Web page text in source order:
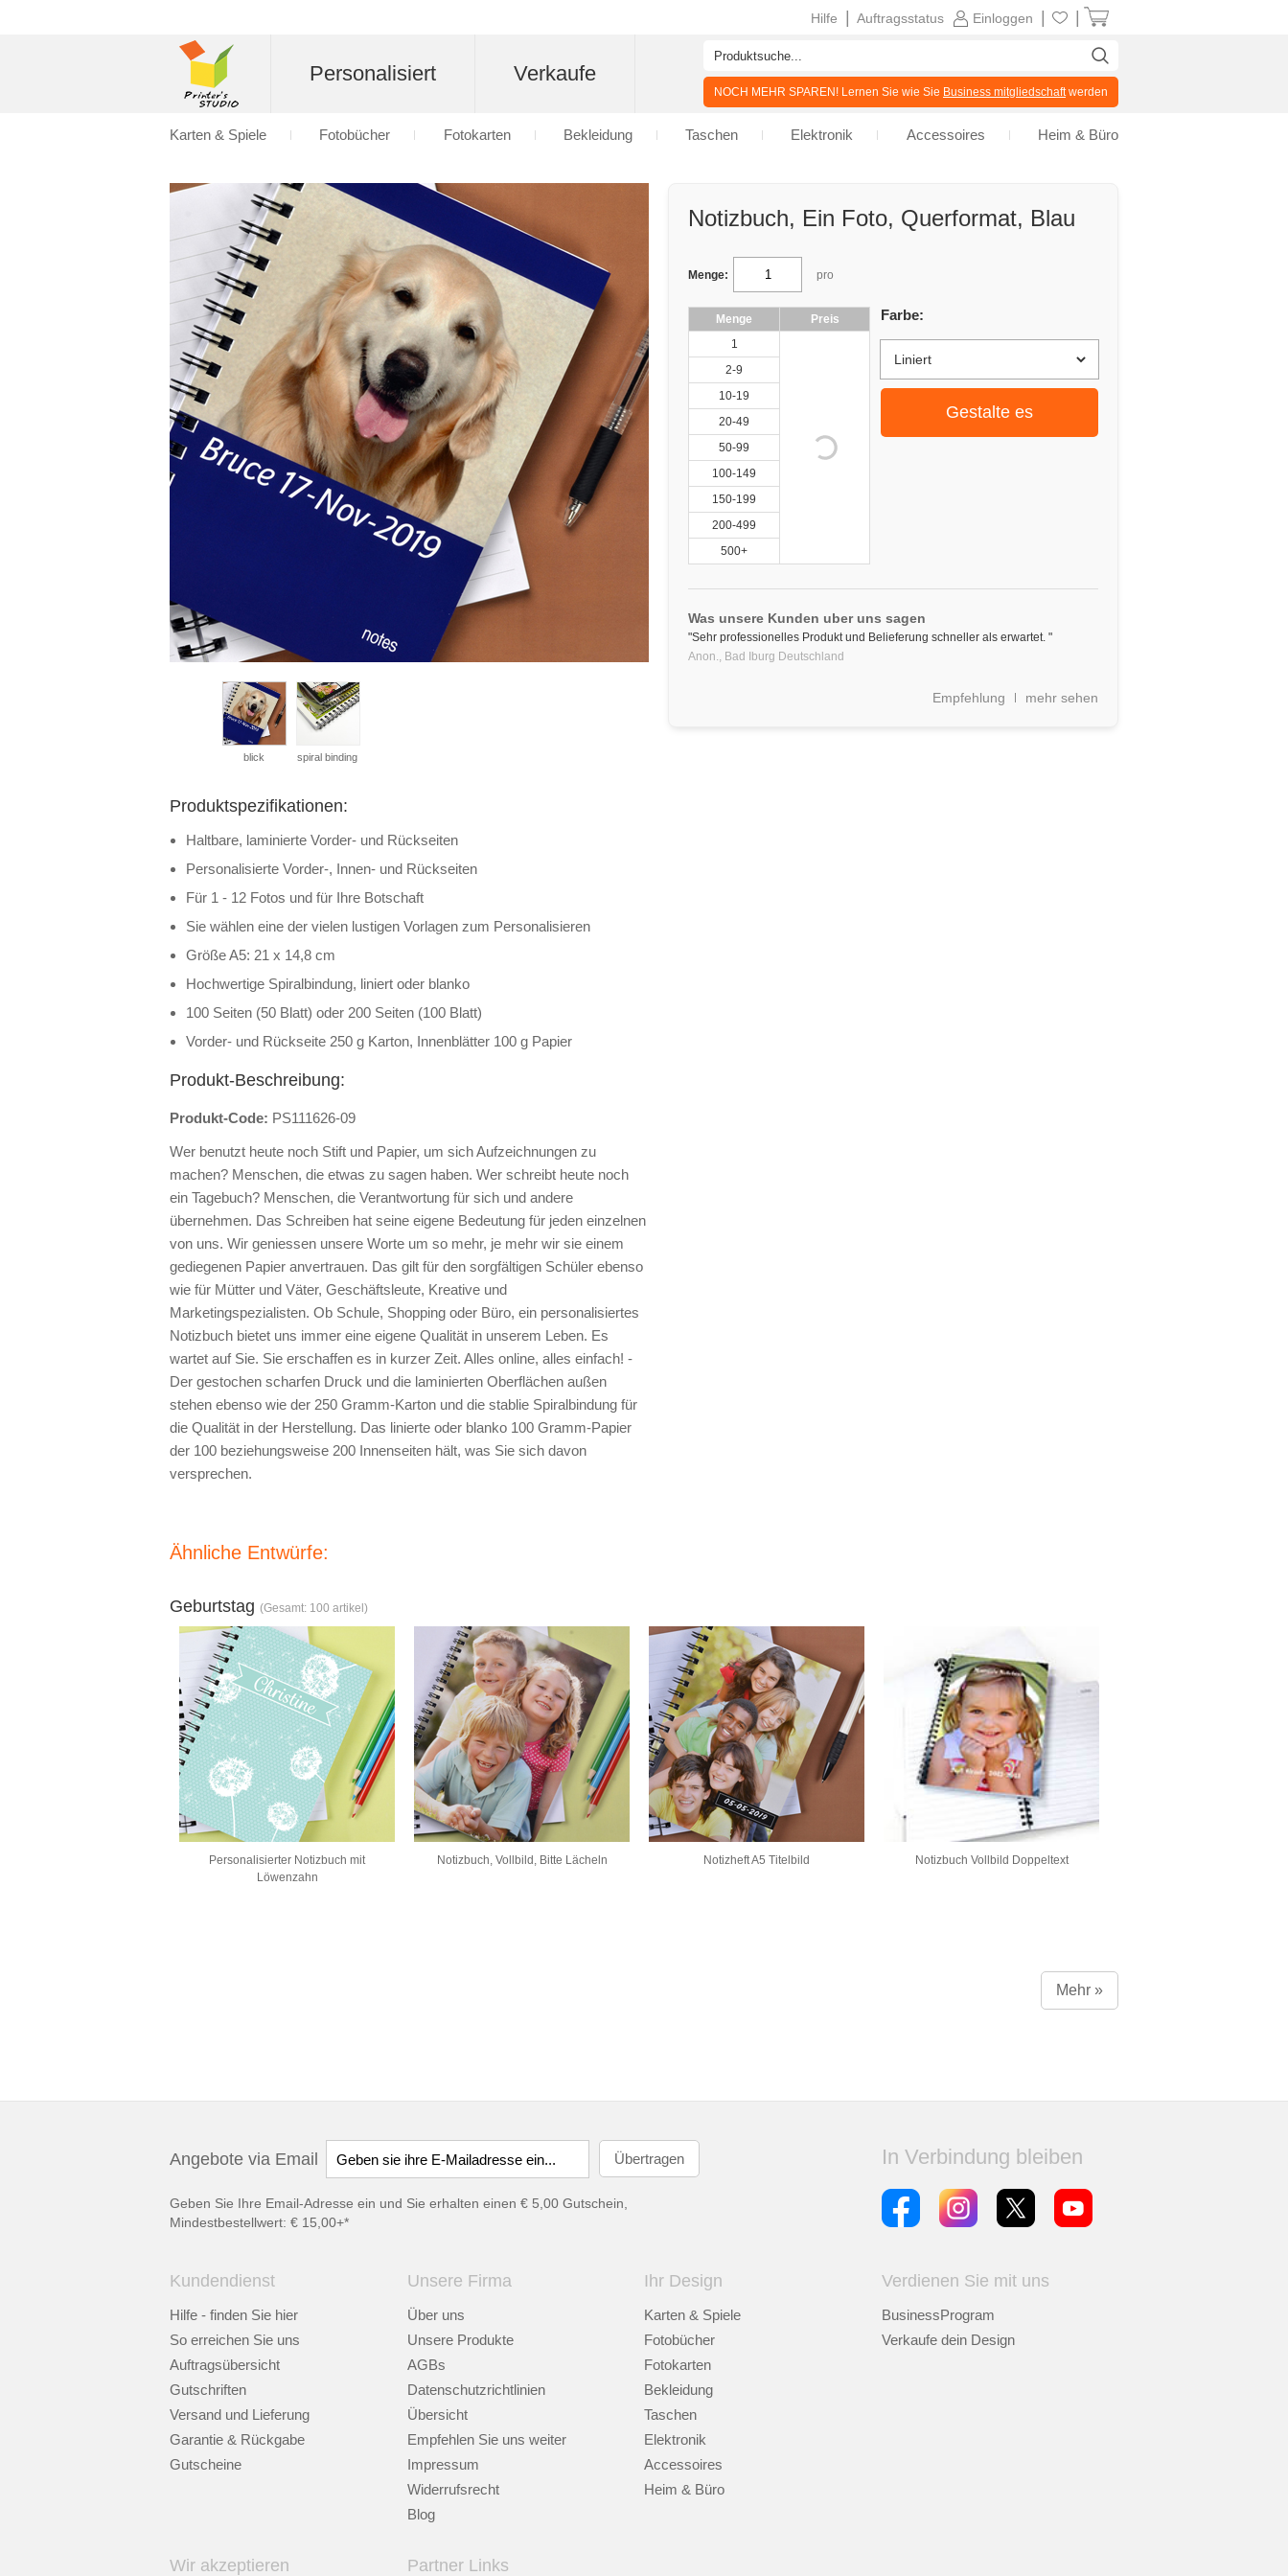
Notizbuch, Ein Foto, Querformat, Blau
Menge: pro
Menge
Preis
1
2-9
10-19
20-49
50-99
100-149
150-199
200-499
500+
Farbe:
Gestalte es
Was unsere Kunden uber uns sagen
"Sehr professionelles Produkt und Belieferung schneller als erwartet. "
Anon., Bad Iburg Deutschland
Empfehlung mehr sehen
blick spiral binding
Produktspezifikationen:
Haltbare, laminierte Vorder- und Rückseiten
Personalisierte Vorder-, Innen- und Rückseiten
Für 1 - 12 Fotos und für Ihre Botschaft
Sie wählen eine der vielen lustigen Vorlagen zum Personalisieren
Größe A5: 21 x 14,8 cm
Hochwertige Spiralbindung, liniert oder blanko
100 Seiten (50 Blatt) oder 200 Seiten (100 Blatt)
Vorder- und Rückseite 250 g Karton, Innenblätter 100 g Papier
Produkt-Beschreibung:
Produkt-Code: PS111626-09
Wer benutzt heute noch Stift und Papier, um sich Aufzeichnungen zu
machen? Menschen, die etwas zu sagen haben. Wer schreibt heute noch
ein Tagebuch? Menschen, die Verantwortung für sich und andere
übernehmen. Das Schreiben hat seine eigene Bedeutung für jeden einzelnen
von uns. Wir geniessen unsere Worte um so mehr, je mehr wir sie einem
gediegenen Papier anvertrauen. Das gilt für den sorgfältigen Schüler ebenso
wie für Mütter und Väter, Geschäftsleute, Kreative und
Marketingspezialisten. Ob Schule, Shopping oder Büro, ein personalisiertes
Notizbuch bietet uns immer eine eigene Qualität in unserem Leben. Es
wartet auf Sie. Sie erschaffen es in kurzer Zeit. Alles online, alles einfach! -
Der gestochen scharfen Druck und die laminierten Oberflächen außen
stehen ebenso wie der 250 Gramm-Karton und die stablie Spiralbindung für
die Qualität in der Herstellung. Das linierte oder blanko 100 Gramm-Papier
der 100 beziehungsweise 200 Innenseiten hält, was Sie sich davon
versprechen.
Ähnliche Entwürfe:
Geburtstag (Gesamt: 100 artikel)
Personalisierter Notizbuch mit
Löwenzahn
Notizbuch, Vollbild, Bitte Lächeln Notizheft A5 Titelbild Notizbuch Vollbild Doppeltext
Mehr »
Angebote via Email
Geben Sie Ihre Email-Adresse ein und Sie erhalten einen € 5,00 Gutschein,
Mindestbestellwert: € 15,00+*
In Verbindung bleiben
Kundendienst
Hilfe - finden Sie hier
So erreichen Sie uns
Auftragsübersicht
Gutschriften
Versand und Lieferung
Garantie & Rückgabe
Gutscheine
Unsere Firma
Über uns
Unsere Produkte
AGBs
Datenschutzrichtlinien
Übersicht
Empfehlen Sie uns weiter
Impressum
Widerrufsrecht
Blog
Ihr Design
Karten & Spiele
Fotobücher
Fotokarten
Bekleidung
Taschen
Elektronik
Accessoires
Heim & Büro
Verdienen Sie mit uns
BusinessProgram
Verkaufe dein Design
Wir akzeptieren Partner Links
Einloggen
Auftragsstatus
Hilfe
Personalisiert Verkaufe
NOCH MEHR SPAREN! Lernen Sie wie Sie Business mitgliedschaftwerden
Karten & Spiele Fotobücher Fotokarten Bekleidung Taschen Elektronik Accessoires Heim & Büro